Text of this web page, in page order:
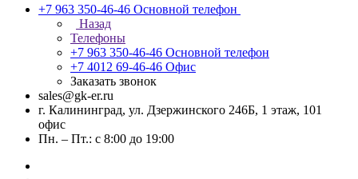
+7 963 350-46-46 Основной телефон
Назад
Телефоны
+7 963 350-46-46 Основной телефон
+7 4012 69-46-46 Офис
Заказать звонок
sales@gk-er.ru
г. Калининград, ул. Дзержинского 246Б, 1 этаж, 101
офис
Пн. – Пт.: с 8:00 до 19:00